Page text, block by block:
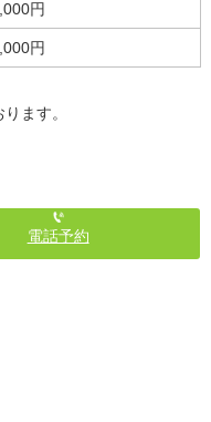
円
円
ます。
電話予約